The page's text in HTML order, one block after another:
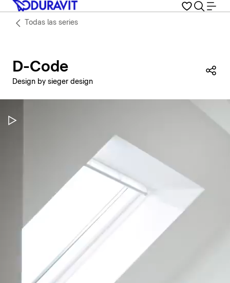
Todas las series
D-Code
Design by sieger design
Pausar vídeo